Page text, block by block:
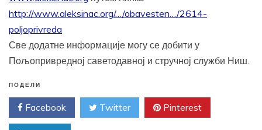
http://www.aleksinac.org/…/obavesten…/2614-
poljoprivreda
Све додатне информације могу се добити у
Пољопривредној саветодавној и стручној служби Ниш.
ПОДЕЛИ
Facebook Twitter Pinterest